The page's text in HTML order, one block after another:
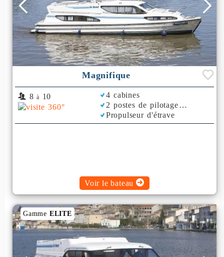
Magnifique
8 à 10
4 cabines
2 postes de pilotage
Propulseur d'étrave
Rafraichisseur d'Air
Voir le bateau
Gamme ELITE